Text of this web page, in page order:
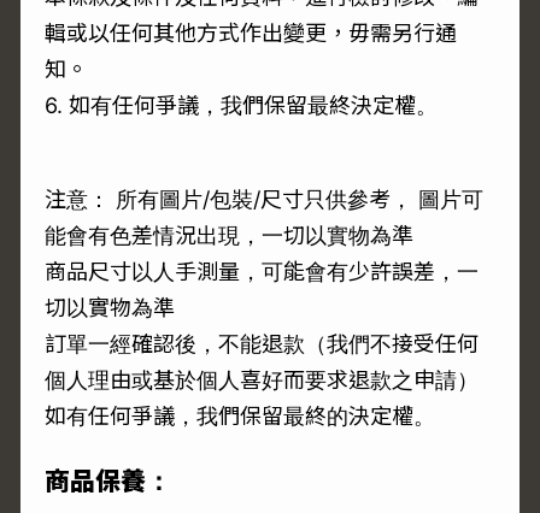
輯或以任何其他方式作出變更，毋需另行通
知。
6. 如有任何爭議，我們保留最終決定權。
注意： 所有圖片/包裝/尺寸只供參考， 圖片可
能會有色差情況出現，一切以實物為準
商品尺寸以人手測量，可能會有少許誤差，一
切以實物為準
訂單一經確認後，不能退款（我們不接受任何
個人理由或基於個人喜好而要求退款之申請）
如有任何爭議，我們保留最終的決定權。
商品保養：